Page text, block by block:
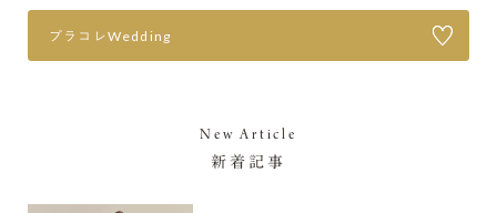
プラコレWedding
New Article
新着記事